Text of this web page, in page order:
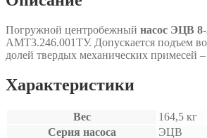
Погружной центробежный насос ЭЦВ 8-
АМТ3.246.001ТУ. Допускается подъем
долей твердых механических примесей
Характеристики
Вес
164,5 кг
Серия насоса
ЭЦВ